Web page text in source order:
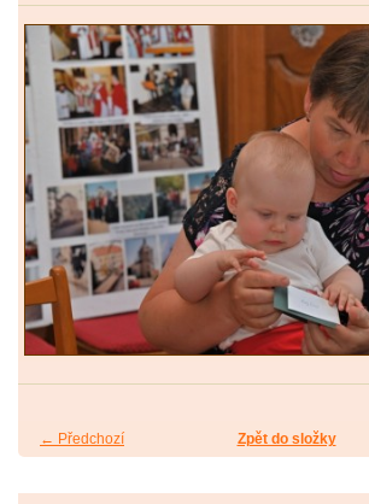
← Předchozí Zpět do složky